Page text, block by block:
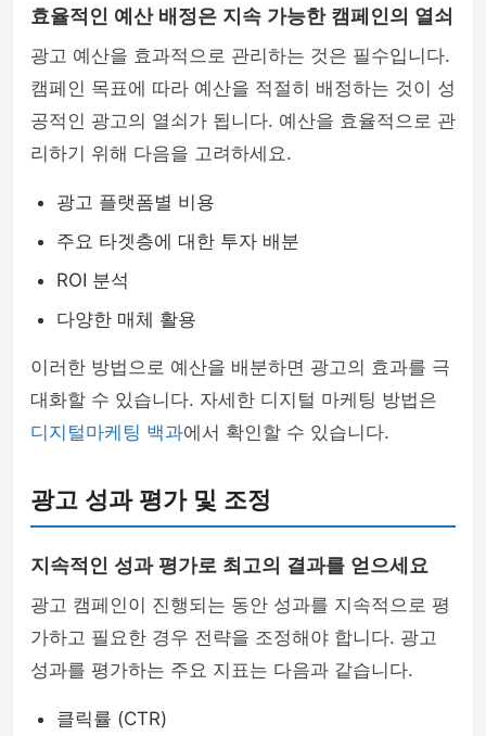
효율적인 예산 배정은 지속 가능한 캠페인의 열쇠
광고 예산을 효과적으로 관리하는 것은 필수입니다.
캠페인 목표에 따라 예산을 적절히 배정하는 것이 성
공적인 광고의 열쇠가 됩니다. 예산을 효율적으로 관
리하기 위해 다음을 고려하세요.
광고 플랫폼별 비용
주요 타겟층에 대한 투자 배분
ROI 분석
다양한 매체 활용
이러한 방법으로 예산을 배분하면 광고의 효과를 극
대화할 수 있습니다. 자세한 디지털 마케팅 방법은
디지털마케팅 백과에서 확인할 수 있습니다.
광고 성과 평가 및 조정
지속적인 성과 평가로 최고의 결과를 얻으세요
광고 캠페인이 진행되는 동안 성과를 지속적으로 평
가하고 필요한 경우 전략을 조정해야 합니다. 광고
성과를 평가하는 주요 지표는 다음과 같습니다.
클릭률 (CTR)